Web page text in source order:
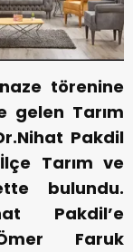
törenine
gelen Tarım
Pakdil
Tarım ve
bulundu.
Pakdil’e
Faruk